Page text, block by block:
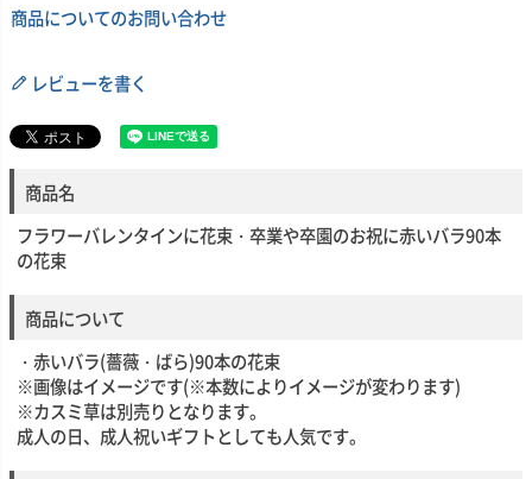
商品についてのお問い合わせ
レビューを書く
商品名
フラワーバレンタインに花束・卒業や卒園のお祝に赤いバラ90本
の花束
商品について
・赤いバラ(薔薇・ばら)90本の花束
※画像はイメージです(※本数によりイメージが変わります)
※カスミ草は別売りとなります。
成人の日、成人祝いギフトとしても人気です。